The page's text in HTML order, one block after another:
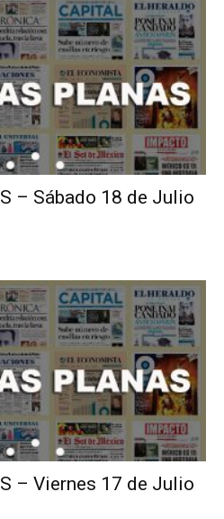
– Sábado 18 de Julio
– Viernes 17 de Julio